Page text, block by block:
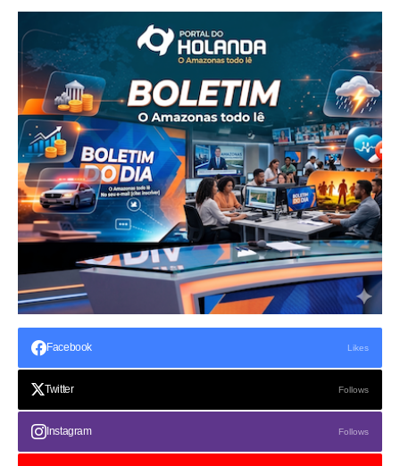
Facebook Likes
Twitter Follows
Instagram Follows